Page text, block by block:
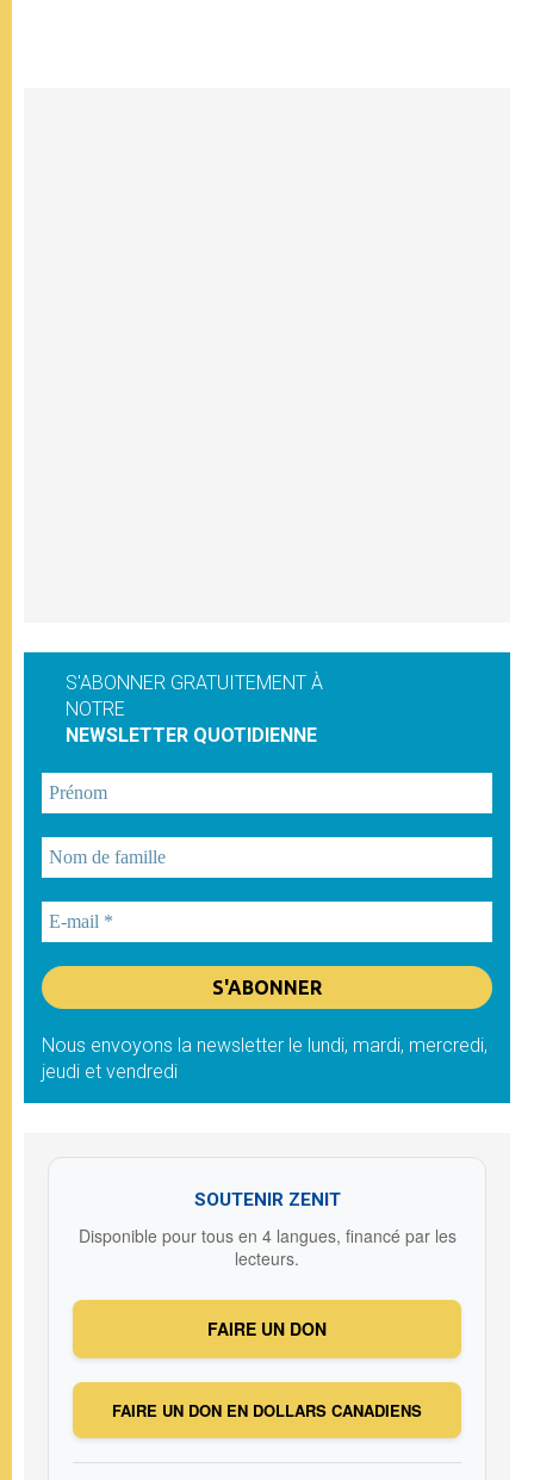
S'ABONNER GRATUITEMENT À
NOTRE
NEWSLETTER QUOTIDIENNE
Nous envoyons la newsletter le lundi, mardi, mercredi,
jeudi et vendredi
SOUTENIR ZENIT
Disponible pour tous en 4 langues, financé par les
lecteurs.
FAIRE UN DON
FAIRE UN DON EN DOLLARS CANADIENS